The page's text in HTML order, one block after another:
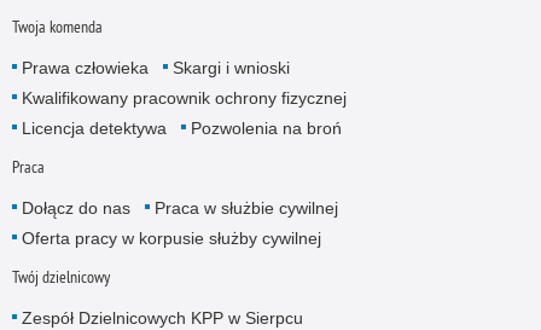
Twoja komenda
Prawa człowieka
Skargi i wnioski
Kwalifikowany pracownik ochrony fizycznej
Licencja detektywa
Pozwolenia na broń
Praca
Dołącz do nas
Praca w służbie cywilnej
Oferta pracy w korpusie służby cywilnej
Twój dzielnicowy
Zespół Dzielnicowych KPP w Sierpcu